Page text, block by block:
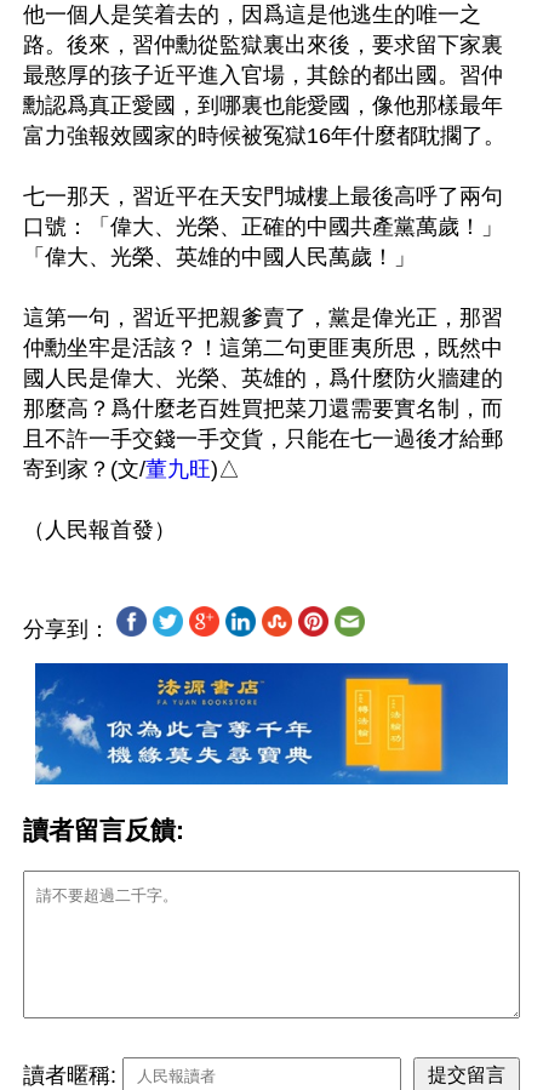
他一個人是笑着去的，因爲這是他逃生的唯一之
路。後來，習仲勳從監獄裏出來後，要求留下家裏
最憨厚的孩子近平進入官場，其餘的都出國。習仲
勳認爲真正愛國，到哪裏也能愛國，像他那樣最年
富力強報效國家的時候被冤獄16年什麼都耽擱了。
七一那天，習近平在天安門城樓上最後高呼了兩句
口號：「偉大、光榮、正確的中國共產黨萬歲！」
「偉大、光榮、英雄的中國人民萬歲！」
這第一句，習近平把親爹賣了，黨是偉光正，那習
仲勳坐牢是活該？！這第二句更匪夷所思，既然中
國人民是偉大、光榮、英雄的，爲什麼防火牆建的
那麼高？爲什麼老百姓買把菜刀還需要實名制，而
且不許一手交錢一手交貨，只能在七一過後才給郵
寄到家？(文/董九旺)△
分享到：
讀者留言反饋:
讀者暱稱: